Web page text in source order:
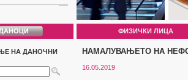
ФИЗИЧКИ ЛИЦА
НА ДАНОЧНИ
НАМАЛУВАЊЕТО НА
16.05.2019